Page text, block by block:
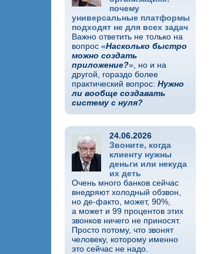
почему
универсальные платформы
подходят не для всех задач
Важно ответить не только на
вопрос «Насколько быстро
можно создать
приложение?», но и на
другой, гораздо более
практический вопрос:Нужно
ли вообще создавать
систему с нуля?
24.06.2026
Звоните, когда
клиенту нужны
деньги или некуда
их деть
Очень много банков сейчас
внедряют холодный обзвон,
но де-факто, может, 90%,
а может и 99 процентов этих
звонков ничего не приносят.
Просто потому, что звонят
человеку, которому именно
это сейчас не надо.